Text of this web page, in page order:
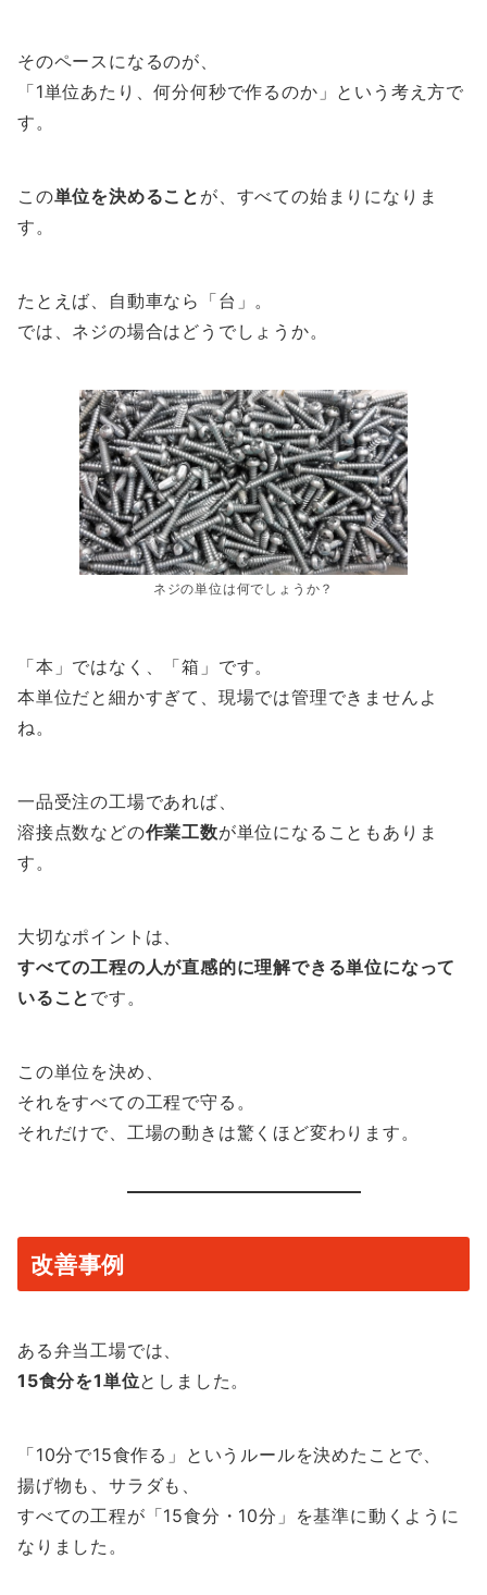
そのペースになるのが、
「1単位あたり、何分何秒で作るのか」という考え方で
す。
この単位を決めること が、すべての始まりになりま
す。
たとえば、自動車なら「台」。
では、ネジの場合はどうでしょうか。
ネジの単位は何でしょうか？
「本」ではなく、「箱」です。
本単位だと細かすぎて、現場では管理できませんよ
ね。
一品受注の工場であれば、
溶接点数などの作業工数が単位になることもありま
す。
大切なポイントは、
すべての工程の人が直感的に理解できる単位になって
いること です。
この単位を決め、
それをすべての工程で守る。
それだけで、工場の動きは驚くほど変わります。
改善事例
ある弁当工場では、
15食分を1単位としました。
「10分で15食作る」というルールを決めたことで、
揚げ物も、サラダも、
すべての工程が「15食分・10分」を基準に動くように
なりました。